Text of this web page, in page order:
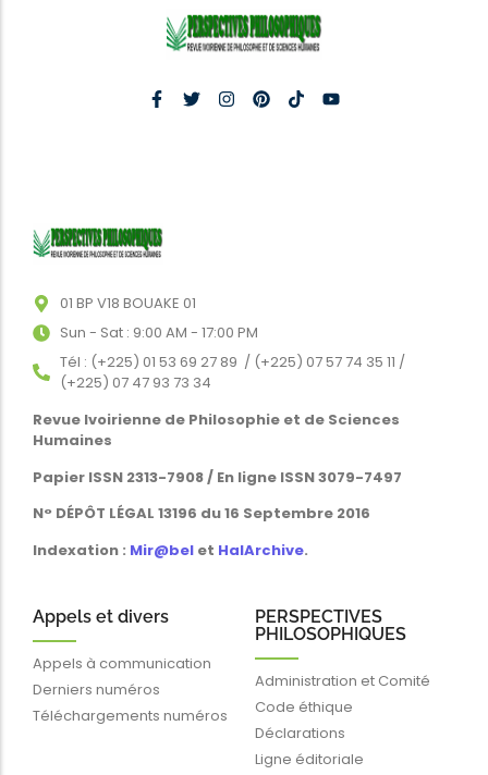
01 BP V18 BOUAKE 01
Sun - Sat : 9:00 AM - 17:00 PM
Tél : (+225) 01 53 69 27 89 / (+225) 07 57 74 35 11 /
(+225) 07 47 93 73 34
Revue Ivoirienne de Philosophie et de Sciences
Humaines
Papier ISSN 2313-7908 / En ligne ISSN 3079-7497
N° DÉPÔT LÉGAL 13196 du 16 Septembre 2016
Indexation : Mir@bel et HalArchive.
Appels et divers
Appels à communication
Derniers numéros
Téléchargements numéros
PERSPECTIVES
PHILOSOPHIQUES
Administration et Comité
Code éthique
Déclarations
Ligne éditoriale